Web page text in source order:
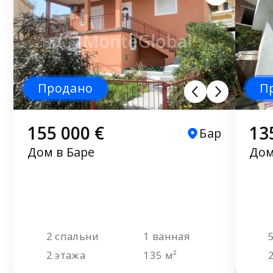
Продано
155 000 €
Бар
Дом в Баре
2 спальни
1 ванная
2 этажа
135 м²